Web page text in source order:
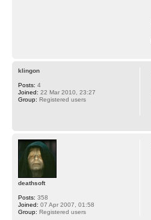
klingon
Posts: 4
Joined: 22 Mar 2010, 23:27
Group: Registered users
deathsoft
Posts: 358
Joined: 07 Apr 2007, 01:58
Group: Registered users